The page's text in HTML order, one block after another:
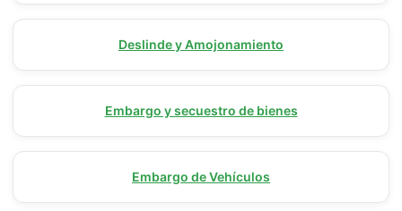
Deslinde y Amojonamiento
Embargo y secuestro de bienes
Embargo de Vehículos